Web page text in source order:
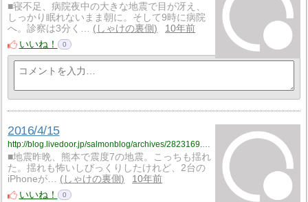
■寝不足、病院夜中の大きな地震で目が冴え、
しっかり眠れないまま朝に。そして9時に病院
へ。診察は3分く…
しゃけの裏側
10年前
いいね！
0
2016/4/15
http://blog.livedoor.jp/salmonblog/archives/2823169.html
■地震昨晩、熊本で震度7の地震。こっちも揺れ
た。揺れも怖いしびっくりしたけれど、2台の
iPhoneが…
しゃけの裏側
10年前
いいね！
0